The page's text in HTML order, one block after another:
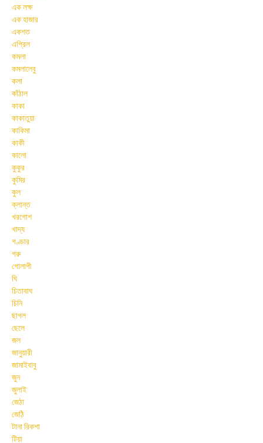
এক লক্ষ
এক হাজার
একশত
এপ্রিল
কমলা
কমলালেবু
কলা
কাঁঠাল
কাকা
কাকাতুয়া
কাকিমা
কাকী
কালো
কুকুর
কুমির
কুল
ক্লান্ত
খরগোশ
খাদ্য
গণ্ডার
গরু
গোলাপী
ঘি
চিতাবাঘ
চিনি
ছাগল
ছেলে
জল
জানুয়ারী
জামাইবাবু
জুন
জুলাই
জেঠা
জেঠি
টানা রিকশা
টিয়া